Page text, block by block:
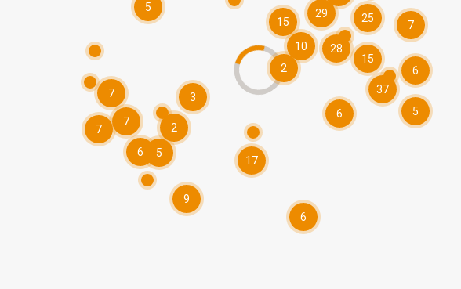
7
7
6
25
17
6
37
28
29
9
15
7
15
10
7
5
6
2
5
6
3
5
2